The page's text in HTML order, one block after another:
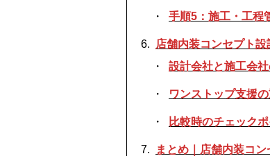
手順5：施工・工程
店舗内装コンセプト
設計会社と施工会
ワンストップ支援
比較時のチェック
まとめ｜店舗内装コ